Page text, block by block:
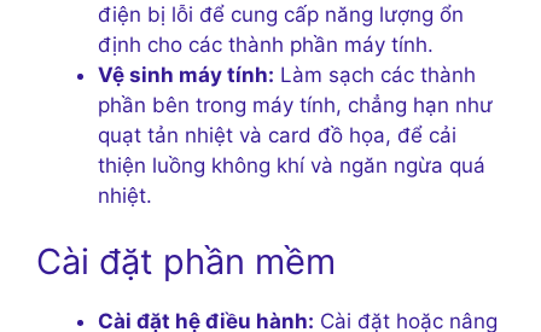
điện bị lỗi để cung cấp năng lượng ổn
định cho các thành phần máy tính.
Vệ sinh máy tính: Làm sạch các thành
phần bên trong máy tính, chẳng hạn như
quạt tản nhiệt và card đồ họa, để cải
thiện luồng không khí và ngăn ngừa quá
nhiệt.
Cài đặt phần mềm
Cài đặt hệ điều hành: Cài đặt hoặc nâng